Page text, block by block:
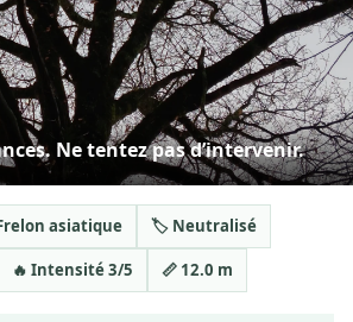
Ne tentez pas d’intervenir.
asiatique 🏷️ Neutralisé
🔥 Intensité 3/5 📏 12.0 m